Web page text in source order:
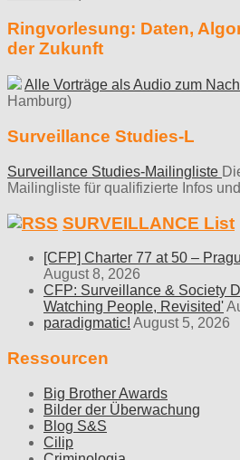
Ringvorlesung: Daten,
der Zukunft
Alle Vorträge als Audio zum
Hamburg)
Surveillance Studies-L
Surveillance Studies-Mailingliste
Mailingliste für qualifizierte Infos
SURVEILLANCE List
[CFP] Charter 77 at 50 –
August 8, 2026
CFP: Surveillance & Society
Watching People, Revisited'
paradigmatic! August 5, 2026
Ressourcen
Big Brother Awards
Bilder der Überwachung
Blog S&S
Cilip